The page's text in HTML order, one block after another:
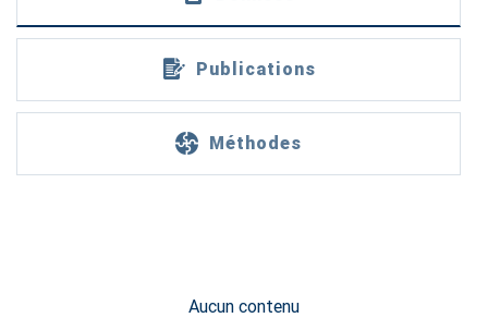
Publications
Méthodes
Aucun contenu